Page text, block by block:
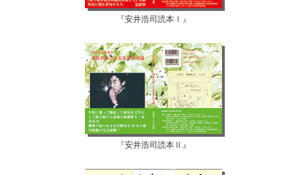
『安井浩司読本Ⅰ』
『安井浩司読本Ⅱ』